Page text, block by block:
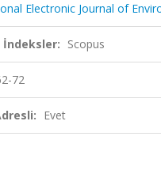
Electronic Journal of
İndeksler: Scopus
72
Evet